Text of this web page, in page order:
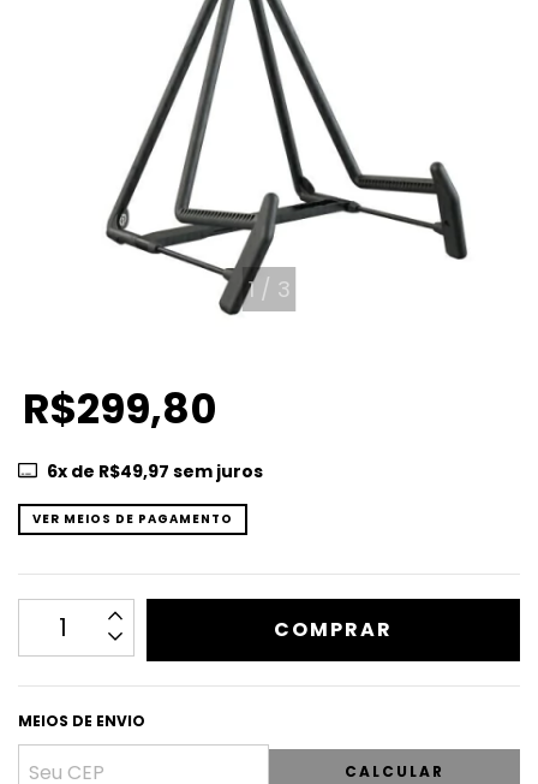
1/ 3
R$299,80
6x de R$49,97 sem juros
VER MEIOS DE PAGAMENTO
MEIOS DE ENVIO
CALCULAR